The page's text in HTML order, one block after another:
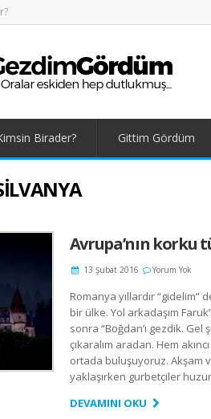
Birader? Gittim Gördüm
Avrupa’nın korku
13 Şubat 2016 Yorum Yok
Romanya yıllardır
bir ülke. Yol arkadaşım
sonra “Boğdan’ı gezdik. Gel
çıkaralım aradan. Hem
ortada buluşuyoruz. Akşam
yaklaşırken gurbetçiler
DEVAMINI OKU